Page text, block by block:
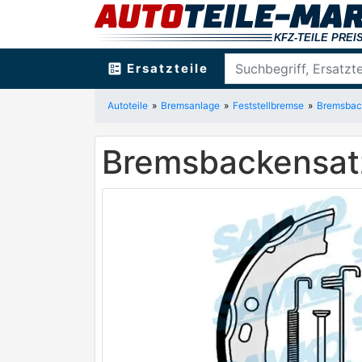
ballot Ersatzteile
Autoteile Bremsanlage Feststellbremse